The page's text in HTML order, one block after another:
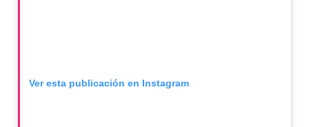
Ver esta publicación en Instagram